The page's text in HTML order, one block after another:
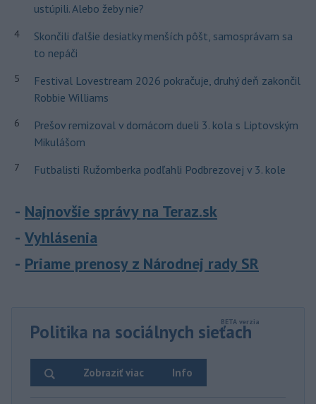
ustúpili. Alebo žeby nie?
4
Skončili ďalšie desiatky menších pôšt, samosprávam sa
to nepáči
5
Festival Lovestream 2026 pokračuje, druhý deň zakončil
Robbie Williams
6
Prešov remizoval v domácom dueli 3. kola s Liptovským
Mikulášom
7 Futbalisti Ružomberka podľahli Podbrezovej v 3. kole
Najnovšie správy na Teraz.sk
Vyhlásenia
Priame prenosy z Národnej rady SR
Politika na sociálnych sieťach
Info
Zobraziť viac